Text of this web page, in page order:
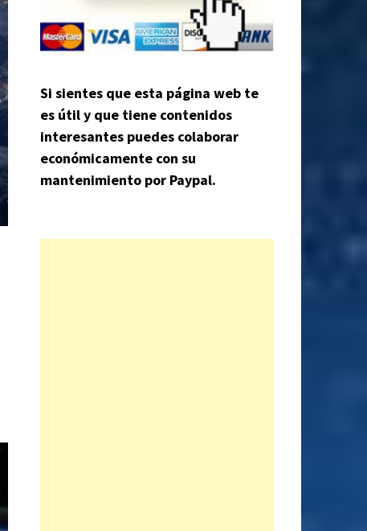
Si sientes que esta página web te
es útil y que tiene contenidos
interesantes puedes colaborar
económicamente con su
mantenimiento por Paypal.